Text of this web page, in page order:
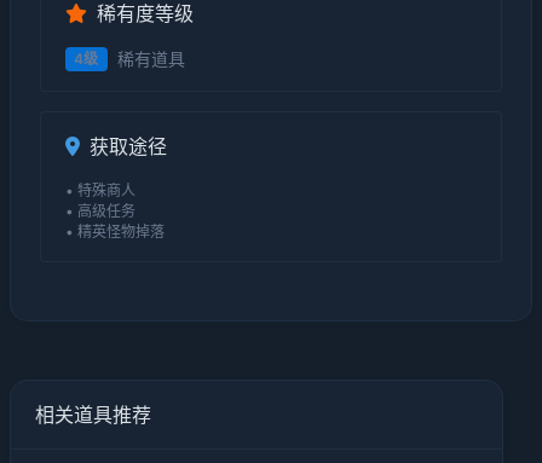
稀有度等级
4级 稀有道具
获取途径
• 特殊商人
• 高级任务
• 精英怪物掉落
相关道具推荐